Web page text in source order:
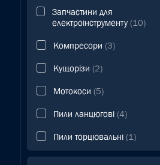
Запчастини для
електроінструменту (10)
Компресори (3)
Кущорізи (2)
Мотокоси (5)
Пили ланцюгові (4)
Пили торцювальні (1)
Пили циркулярні(3)